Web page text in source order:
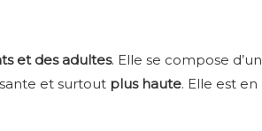
et des adultes. Elle se compose d’un
et surtout plus haute. Elle est en